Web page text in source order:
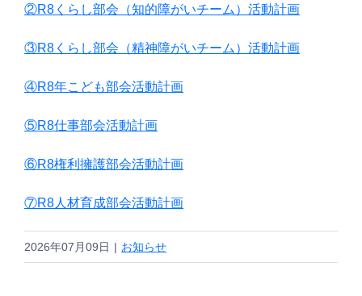
②R8くらし部会（知的障がいチーム）活動計画
③R8くらし部会（精神障がいチーム）活動計画
④R8年こども部会活動計画
⑤R8仕事部会活動計画
⑥R8権利擁護部会活動計画
⑦R8人材育成部会活動計画
2026年07月09日 | お知らせ